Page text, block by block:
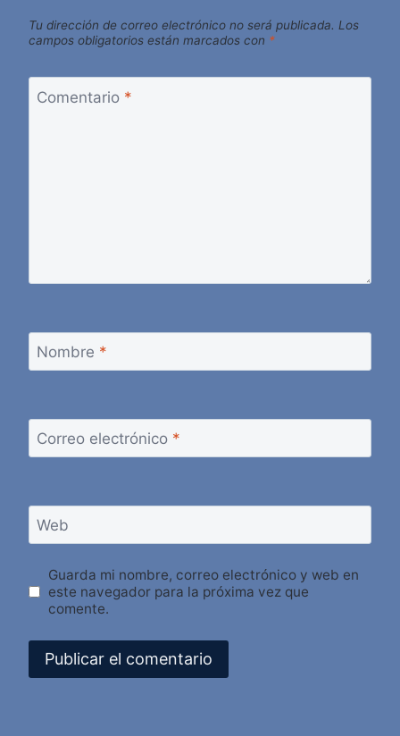
Tu dirección de correo electrónico no será publicada. Los
campos obligatorios están marcados con *
Comentario *
Nombre *
Correo electrónico *
Web
Guarda mi nombre, correo electrónico y web en
este navegador para la próxima vez que
comente.